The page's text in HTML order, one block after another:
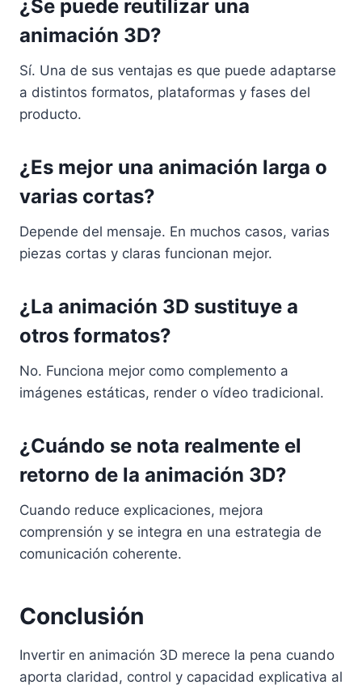
¿Se puede reutilizar una
animación 3D?
Sí. Una de sus ventajas es que puede adaptarse
a distintos formatos, plataformas y fases del
producto.
¿Es mejor una animación larga o
varias cortas?
Depende del mensaje. En muchos casos, varias
piezas cortas y claras funcionan mejor.
¿La animación 3D sustituye a
otros formatos?
No. Funciona mejor como complemento a
imágenes estáticas, render o vídeo tradicional.
¿Cuándo se nota realmente el
retorno de la animación 3D?
Cuando reduce explicaciones, mejora
comprensión y se integra en una estrategia de
comunicación coherente.
Conclusión
Invertir en animación 3D merece la pena cuando
aporta claridad, control y capacidad explicativa al